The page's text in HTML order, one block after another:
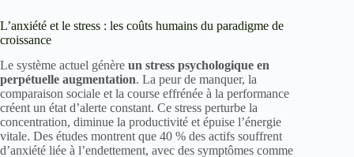
L’anxiété et le stress : les coûts humains du paradigme de
croissance
Le système actuel génère un stress psychologique en
perpétuelle augmentation. La peur de manquer, la
comparaison sociale et la course effrénée à la performance
créent un état d’alerte constant. Ce stress perturbe la
concentration, diminue la productivité et épuise l’énergie
vitale. Des études montrent que 40 % des actifs souffrent
d’anxiété liée à l’endettement, avec des symptômes comme